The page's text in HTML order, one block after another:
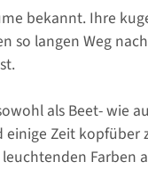
bekannt. Ihre
langen Weg
als Beet- wie
Zeit